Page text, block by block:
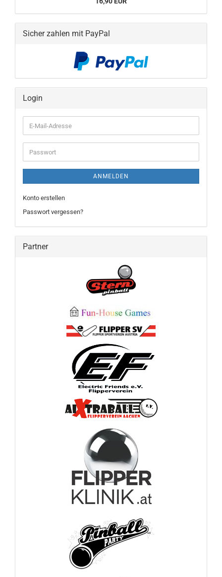
Sicher zahlen mit PayPal
Login
E-
Mail-
Adresse
Passwort
ANMELDEN
Konto erstellen
Passwort vergessen?
Partner